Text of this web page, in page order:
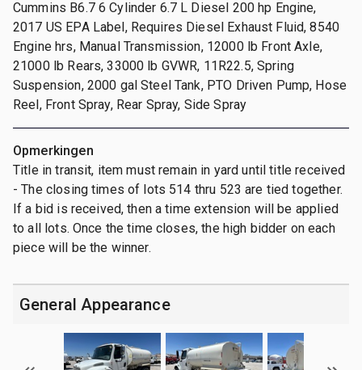
Cummins B6.7 6 Cylinder 6.7 L Diesel 200 hp Engine,
2017 US EPA Label, Requires Diesel Exhaust Fluid, 8540
Engine hrs, Manual Transmission, 12000 lb Front Axle,
21000 lb Rears, 33000 lb GVWR, 11R22.5, Spring
Suspension, 2000 gal Steel Tank, PTO Driven Pump, Hose
Reel, Front Spray, Rear Spray, Side Spray
Opmerkingen
Title in transit, item must remain in yard until title received
- The closing times of lots 514 thru 523 are tied together.
If a bid is received, then a time extension will be applied
to all lots. Once the time closes, the high bidder on each
piece will be the winner.
General Appearance